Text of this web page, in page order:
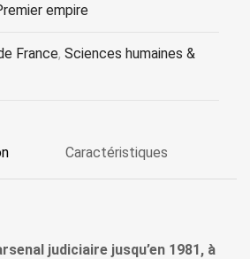
empire
France, Sciences humaines &
Caractéristiques
judiciaire jusqu’en 1981, à